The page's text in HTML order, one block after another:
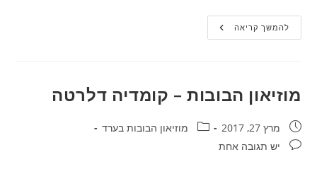
להמשך קריאהמוזיאון
הבובות
מוזיאון הבובות – קומדיה דלרטה
פורסם:מרץ 27, 2017 קטגוריה:מוזיאון הבובות בערד
תגובות:יש תגובה אחת